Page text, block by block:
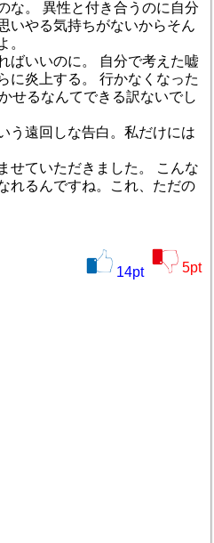
な。 異性と付き合うのに自分
いやる気持ちがないからそん
。
ばいいのに。 自分で考えた嘘
に炎上する。 行かなくなった
せるなんてできる訳ないでし
う遠回しな告白。私だけには
せていただきました。 こんな
れるんですね。これ、ただの
14pt 5pt